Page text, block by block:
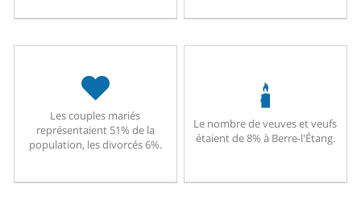
Les couples mariés
représentaient 51% de la
population, les divorcés 6%.
Le nombre de veuves et veufs
étaient de 8% à Berre-l'Étang.